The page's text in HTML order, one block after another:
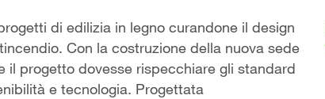
di edilizia in legno curandone il design
Con la costruzione della nuova sede
il progetto dovesse rispecchiare gli standard
e tecnologia. Progettata